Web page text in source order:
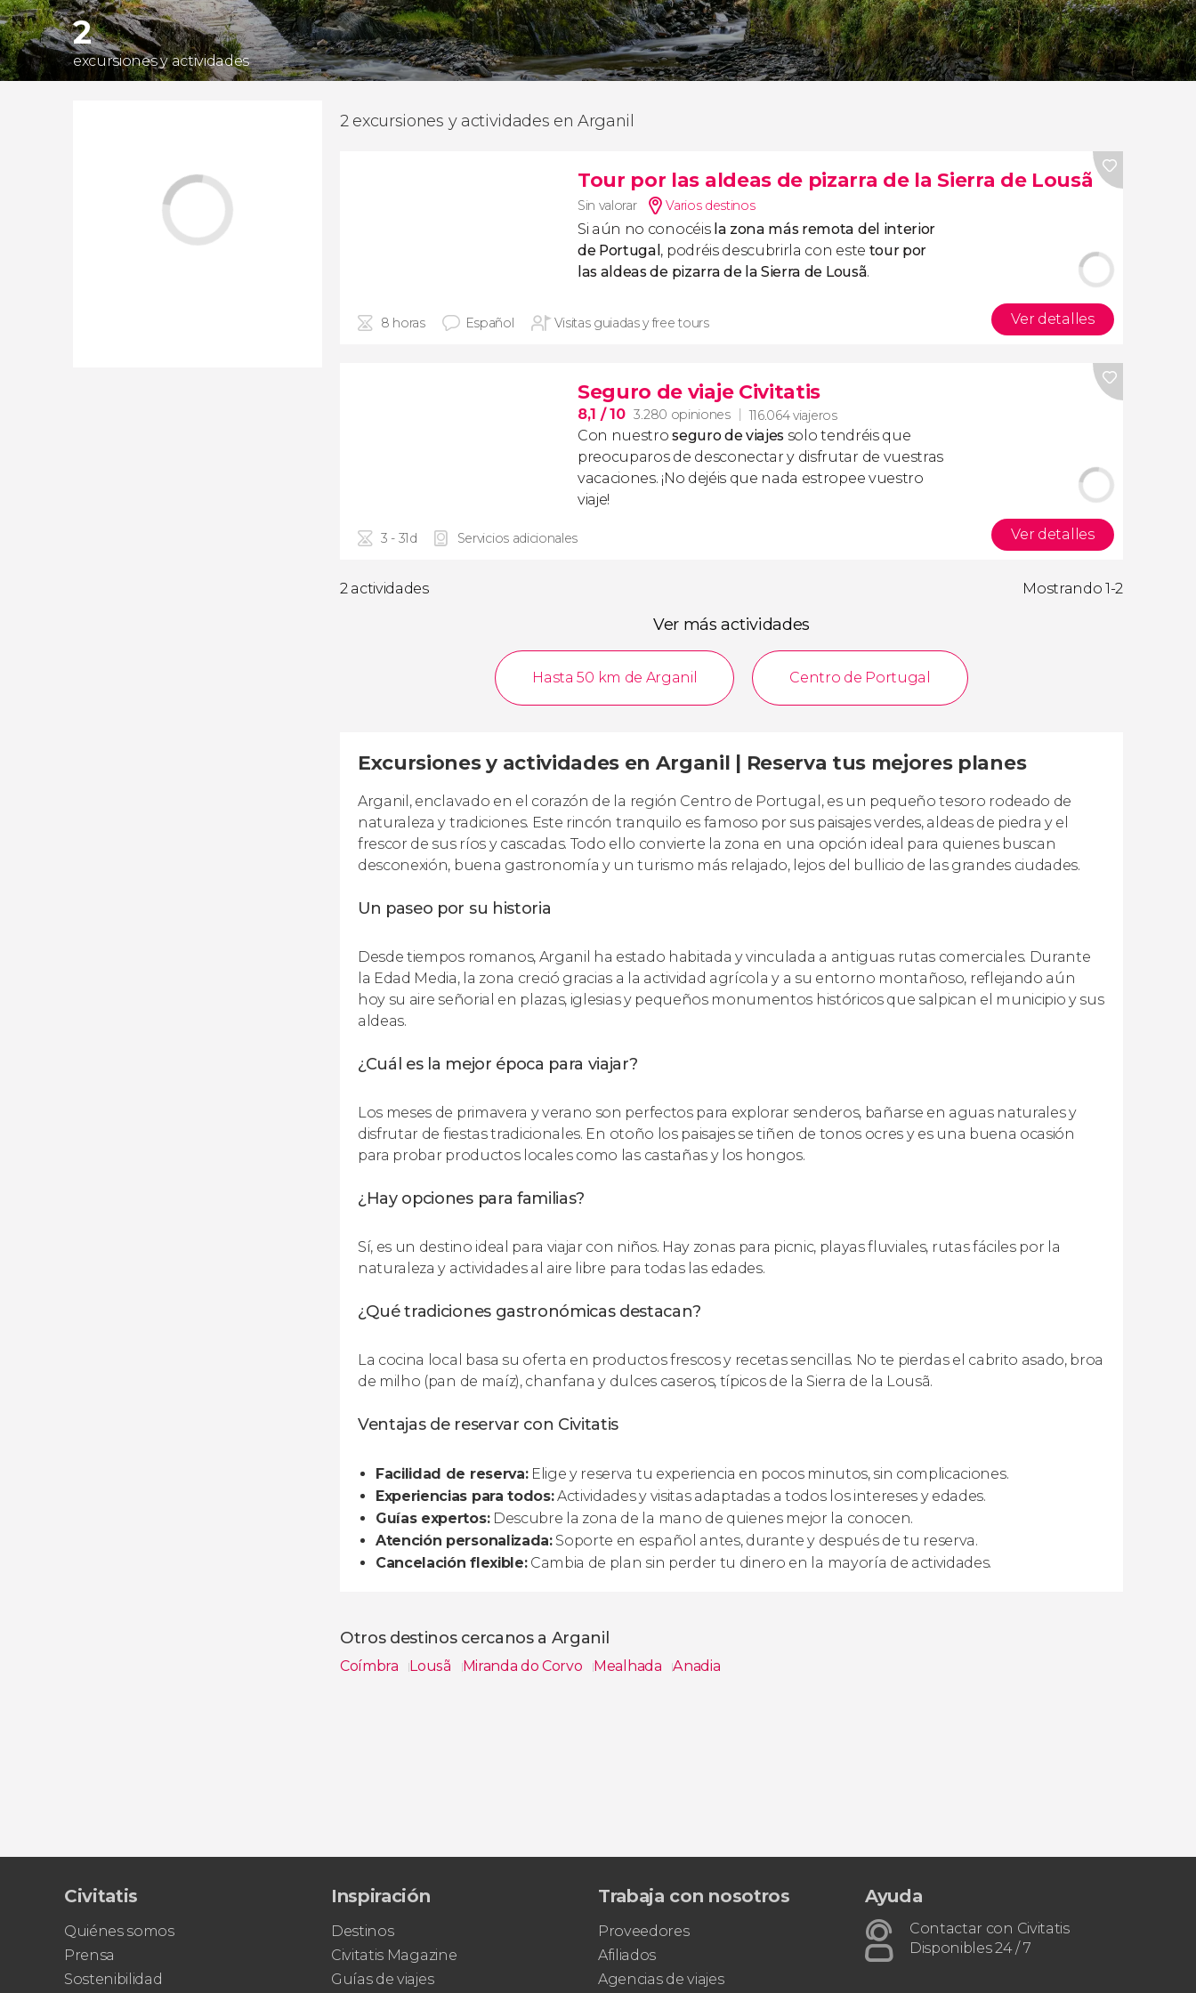
2
excursiones y actividades
2 excursiones y actividades en Arganil
Tour por las aldeas de pizarra de la Sierra de Lousã
Sin valorar Varios destinos
Si aún no conocéis la zona más remota del interior
de Portugal , podréis descubrirla con este tour por
las aldeas de pizarra de la Sierra de Lousã.
8 horas Español Visitas guiadas y free tours Ver detalles
Seguro de viaje Civitatis
8,1 / 10 3.280 opiniones 116.064 viajeros
Con nuestroseguro de viajes solo tendréis que
preocuparos de desconectar y disfrutar de vuestras
vacaciones. ¡No dejéis que nada estropee vuestro
viaje!
3 - 31d Servicios adicionales Ver detalles
2 actividades Mostrando 1-2
Ver más actividades
Hasta 50 km de Arganil Centro de Portugal
Excursiones y actividades en Arganil | Reserva tus mejores planes
Arganil, enclavado en el corazón de la región Centro de Portugal, es un pequeño tesoro rodeado de
naturaleza y tradiciones. Este rincón tranquilo es famoso por sus paisajes verdes, aldeas de piedra y el
frescor de sus ríos y cascadas. Todo ello convierte la zona en una opción ideal para quienes buscan
desconexión, buena gastronomía y un turismo más relajado, lejos del bullicio de las grandes ciudades.
Un paseo por su historia
Desde tiempos romanos, Arganil ha estado habitada y vinculada a antiguas rutas comerciales. Durante
la Edad Media, la zona creció gracias a la actividad agrícola y a su entorno montañoso, reflejando aún
hoy su aire señorial en plazas, iglesias y pequeños monumentos históricos que salpican el municipio y sus
aldeas.
¿Cuál es la mejor época para viajar?
Los meses de primavera y verano son perfectos para explorar senderos, bañarse en aguas naturales y
disfrutar de fiestas tradicionales. En otoño los paisajes se tiñen de tonos ocres y es una buena ocasión
para probar productos locales como las castañas y los hongos.
¿Hay opciones para familias?
Sí, es un destino ideal para viajar con niños. Hay zonas para picnic, playas fluviales, rutas fáciles por la
naturaleza y actividades al aire libre para todas las edades.
¿Qué tradiciones gastronómicas destacan?
La cocina local basa su oferta en productos frescos y recetas sencillas. No te pierdas el cabrito asado, broa
de milho (pan de maíz), chanfana y dulces caseros, típicos de la Sierra de la Lousã.
Ventajas de reservar con Civitatis
Facilidad de reserva:Elige y reserva tu experiencia en pocos minutos, sin complicaciones.
Experiencias para todos:Actividades y visitas adaptadas a todos los intereses y edades.
Guías expertos:Descubre la zona de la mano de quienes mejor la conocen.
Atención personalizada:Soporte en español antes, durante y después de tu reserva.
Cancelación flexible:Cambia de plan sin perder tu dinero en la mayoría de actividades.
Otros destinos cercanos a Arganil
Coímbra Lousã Miranda do Corvo Mealhada Anadia
Civitatis
Quiénes somos
Prensa
Sostenibilidad
Inspiración
Destinos
Civitatis Magazine
Guías de viajes
Trabaja con nosotros
Proveedores
Afiliados
Agencias de viajes
Ayuda
Contactar con Civitatis
Disponibles 24 / 7